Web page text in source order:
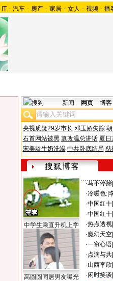
IT - 汽车 - 房产 - 家居 - 女人 - 视频 - 播
新闻 网页 博客
央视质疑29岁市长 邓玉娇失踪
石首网站被黑 篡改温总讲话 夏日
宋美龄牛奶洗澡 中共卧底结局 慈
中学生乘直升机上学
高圆圆同居男友曝光
·马不停蹄|
·冷暖色:|
·中国红十|
·中国红十|
·热点透视|
·魔幻天空|
·一帘心语|
·点滴与共|
·山西李欣
·闲时笑谈